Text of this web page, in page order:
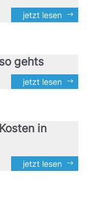
jetzt lesen
gehts
jetzt lesen
in
jetzt lesen